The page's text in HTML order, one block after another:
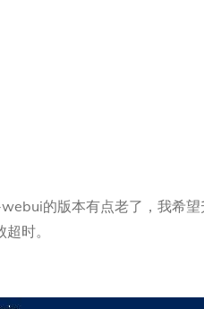
的版本有点老了，我希
时。